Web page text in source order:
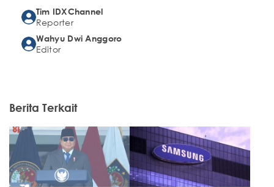
Tim IDXChannel
Reporter
Wahyu Dwi Anggoro
Editor
Berita Terkait